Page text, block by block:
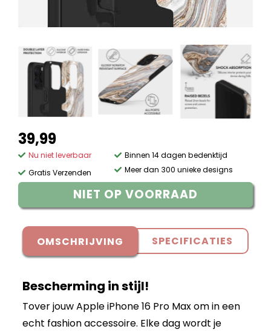
39,99
Nu niet leverbaar
Gratis Verzenden
Binnen 14 dagen bedenktijd
Meer dan 300 unieke designs
NIET OP VOORRAAD
OMSCHRIJVING SPECIFICATIES
Bescherming in stijl!
Tover jouw Apple iPhone 16 Pro Max om in een
echt fashion accessoire. Elke dag wordt je